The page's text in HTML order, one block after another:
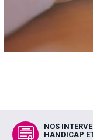
NOS
HANDICAP